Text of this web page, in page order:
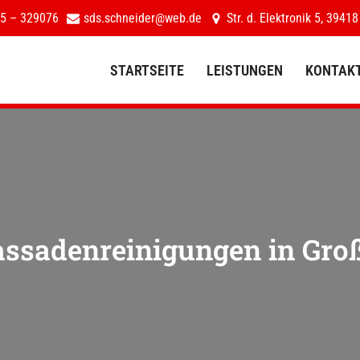
– 329076 sds.schneider@web.de Str. d. Elektronik 5,
STARTSEITE LEISTUNGEN
in